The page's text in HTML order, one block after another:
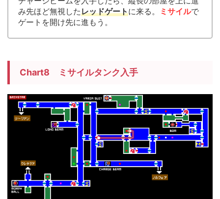
み先ほど無視したレッドゲートに来る。 ミサイルで
ゲートを開け先に進もう。
Chart8 ミサイルタンク入手